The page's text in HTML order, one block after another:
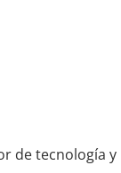
de tecnología